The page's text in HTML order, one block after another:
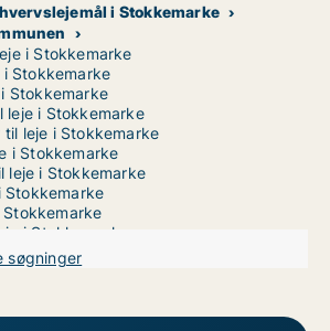
i Stokkemarke
i Stokkemarke
Stokkemarke
Stokkemarke
i Stokkemarke
leje i Stokkemarke
i Stokkemarke
leje i Stokkemarke
Stokkemarke
Stokkemarke
i Stokkemarke
i Stokkemarke
søgninger